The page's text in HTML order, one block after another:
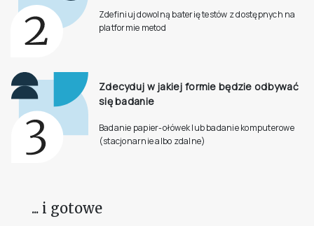
Zdefiniuj dowolną baterię testów z dostępnych na
platformie metod
Zdecyduj w jakiej formie będzie odbywać
się badanie
Badanie papier-ołówek lub badanie komputerowe
(stacjonarnie albo zdalne)
... i gotowe